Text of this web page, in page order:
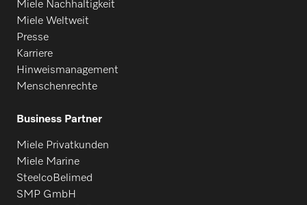
Miele Nachhaltigkeit
Miele Weltweit
Presse
Karriere
Hinweismanagement
Menschenrechte
Business Partner
Miele Privatkunden
Miele Marine
SteelcoBelimed
SMP GmbH